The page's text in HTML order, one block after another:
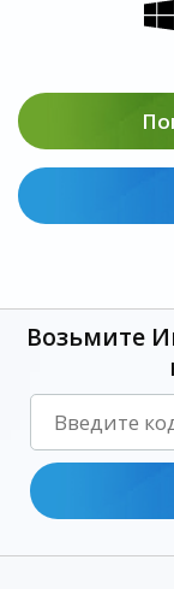
Возьмите